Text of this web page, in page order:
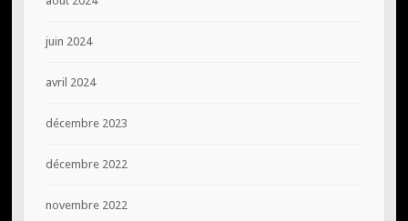
juin 2024
avril 2024
décembre 2023
décembre 2022
novembre 2022